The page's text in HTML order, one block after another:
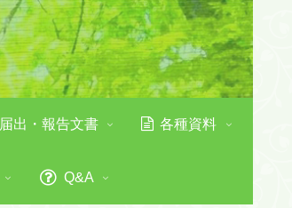
届出・報告文書 各種資料
Q&A